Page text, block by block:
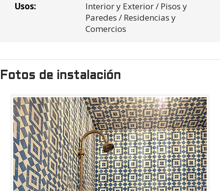
Costo Envio:
$0.00
$0.00
Usos:
Interior y Exterior / Pisos y
Paredes / Residencias y
Comercios
Fotos de instalación